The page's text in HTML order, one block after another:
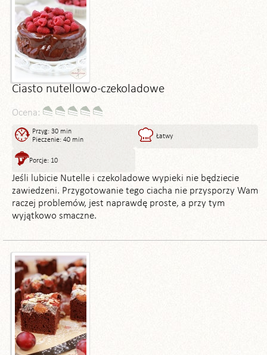
Ciasto nutellowo-czekoladowe
Ocena:
Przyg: 30 min
Pieczenie: 40 min
Łatwy
Porcje: 10
Jeśli lubicie Nutelle i czekoladowe wypieki nie będziecie
zawiedzeni. Przygotowanie tego ciacha nie przysporzy Wam
raczej problemów, jest naprawdę proste, a przy tym
wyjątkowo smaczne.